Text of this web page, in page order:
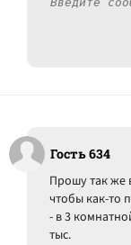
Гость 634
Прошу так же
чтобы как-то
- в 3
тыс.